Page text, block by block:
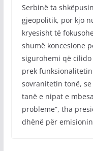
Serbinë ta
gjeopolitik, por kjo
kryesisht të
shumë koncesione
sigurohemi që
prek
sovranitetin tonë,
tanë e nipat e
probleme”, tha
dhënë për emisionin